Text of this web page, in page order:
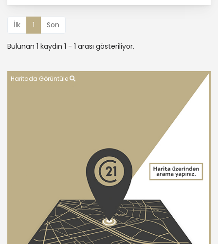
İlk 1 Son
Bulunan 1 kaydın 1 - 1 arası gösteriliyor.
Haritada Görüntüle